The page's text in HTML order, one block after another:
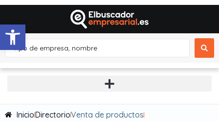
Abrir barra de herramientas
InicioDirectorioVenta de productos